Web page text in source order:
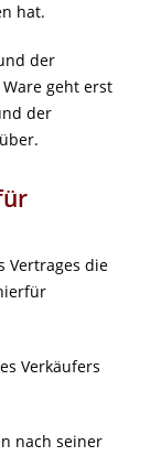
hat.
der
geht erst
der
Vertrages die
Verkäufers
nach seiner